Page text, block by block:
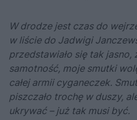
W drodze jest czas do
w liście do Jadwigi
przedstawiało się tak jasno,
samotność, moje smutki
całej armii cyganeczek.
piszczało trochę w duszy,
ukrywać – już tak musi być.